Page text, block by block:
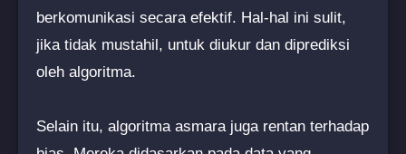
berkomunikasi secara efektif. Hal-hal ini sulit,
jika tidak mustahil, untuk diukur dan diprediksi
oleh algoritma.
Selain itu, algoritma asmara juga rentan terhadap